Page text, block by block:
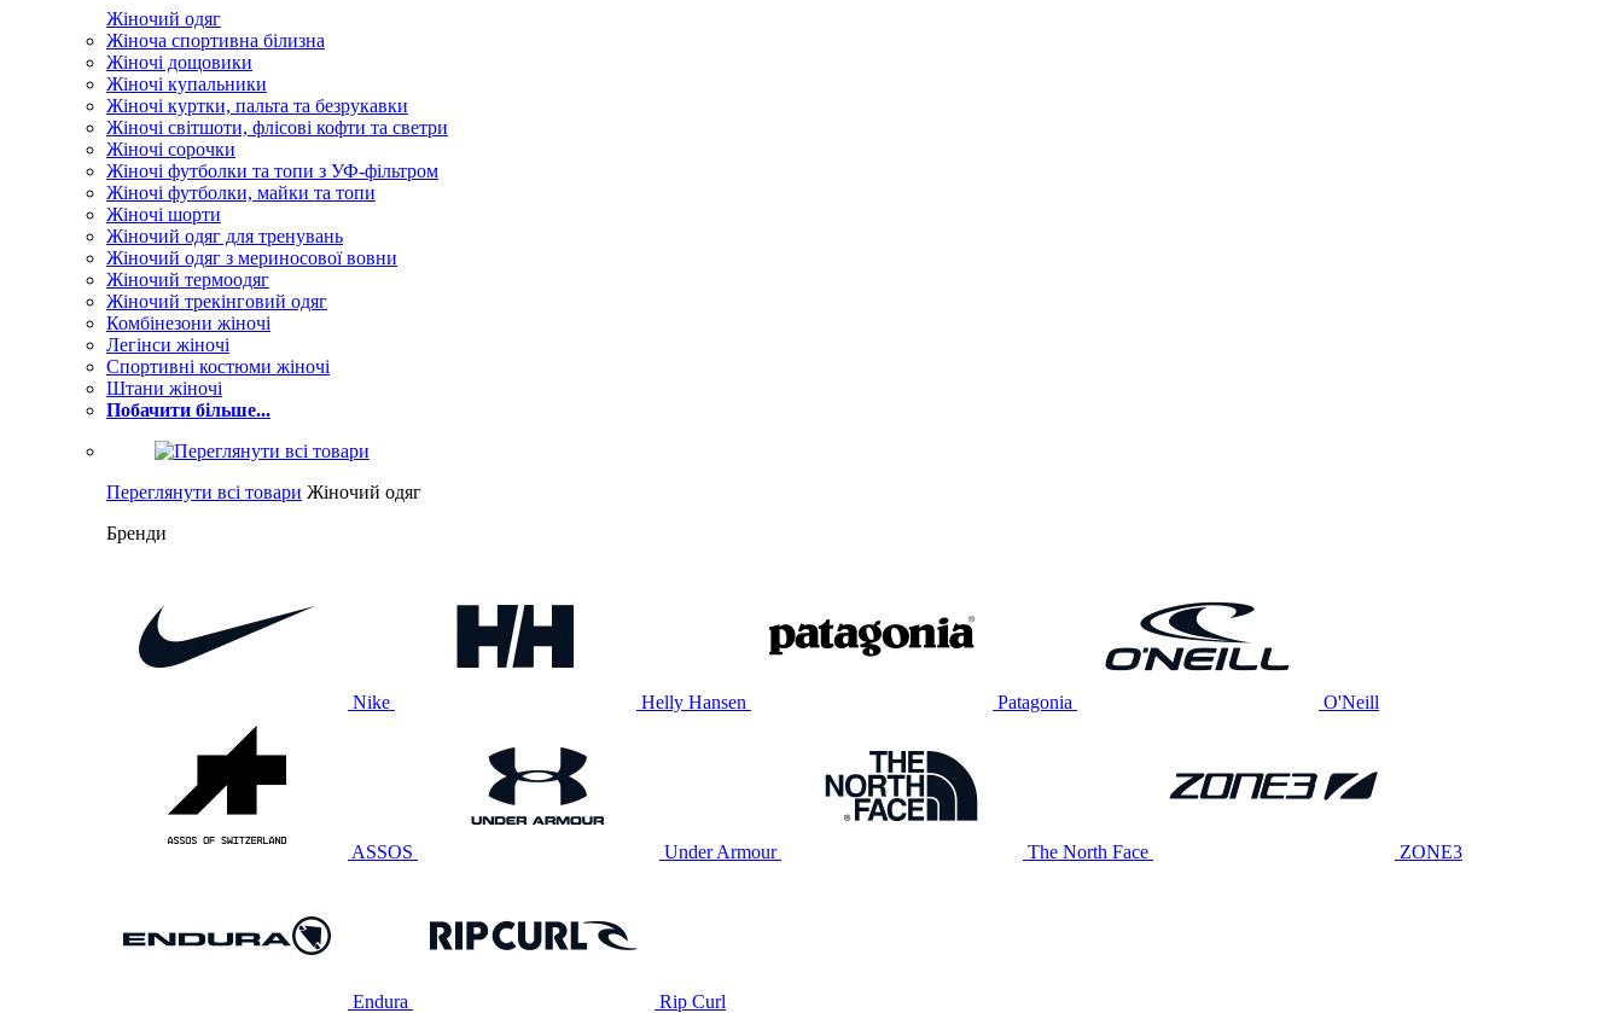
Жіночий одяг
Жіноча спортивна білизна
Жіночі дощовики
Жіночі купальники
Жіночі куртки, пальта та безрукавки
Жіночі світшоти, флісові кофти та светри
Жіночі сорочки
Жіночі футболки та топи з УФ-фільтром
Жіночі футболки, майки та топи
Жіночі шорти
Жіночий одяг для тренувань
Жіночий одяг з мериносової вовни
Жіночий термоодяг
Жіночий трекінговий одяг
Комбінезони жіночі
Легінси жіночі
Спортивні костюми жіночі
Штани жіночі
Побачити більше...
Переглянути всі товари Жіночий одяг
Бренди
Nike Helly Hansen Patagonia O'Neill
ASSOS Under Armour The North Face ZONE3
Endura Rip Curl